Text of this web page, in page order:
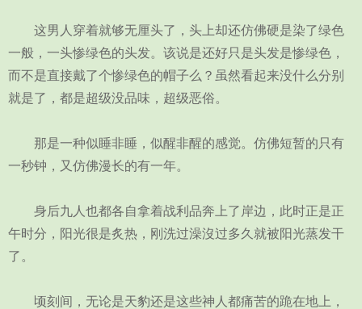
这男人穿着就够无厘头了，头上却还仿佛硬是染了绿色
一般，一头惨绿色的头发。该说是还好只是头发是惨绿色，
而不是直接戴了个惨绿色的帽子么？虽然看起来没什么分别
就是了，都是超级没品味，超级恶俗。
那是一种似睡非睡，似醒非醒的感觉。仿佛短暂的只有
一秒钟，又仿佛漫长的有一年。
身后九人也都各自拿着战利品奔上了岸边，此时正是正
午时分，阳光很是炙热，刚洗过澡沒过多久就被阳光蒸发干
了。
顷刻间，无论是天豹还是这些神人都痛苦的跪在地上，